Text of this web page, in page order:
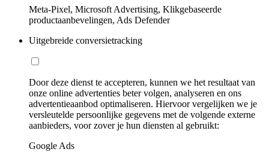
Meta-Pixel, Microsoft Advertising, Klikgebaseerde
productaanbevelingen, Ads Defender
Uitgebreide conversietracking
Door deze dienst te accepteren, kunnen we het resultaat van
onze online advertenties beter volgen, analyseren en ons
advertentieaanbod optimaliseren. Hiervoor vergelijken we je
versleutelde persoonlijke gegevens met de volgende externe
aanbieders, voor zover je hun diensten al gebruikt:
Google Ads